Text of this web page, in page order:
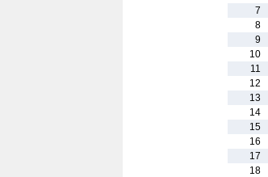
7
8
9
10
11
12
13
14
15
16
17
18